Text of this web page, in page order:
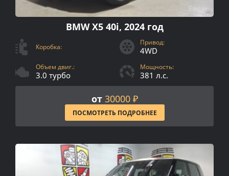
BMW X5 40i, 2024 год
Коробка:
Привод:
4WD
Объем двиг.:
3.0 турбо
Мощность:
381 л.с.
от 30000 ₽
ПОСМОТРЕТЬ ПОДРОБНЕЕ